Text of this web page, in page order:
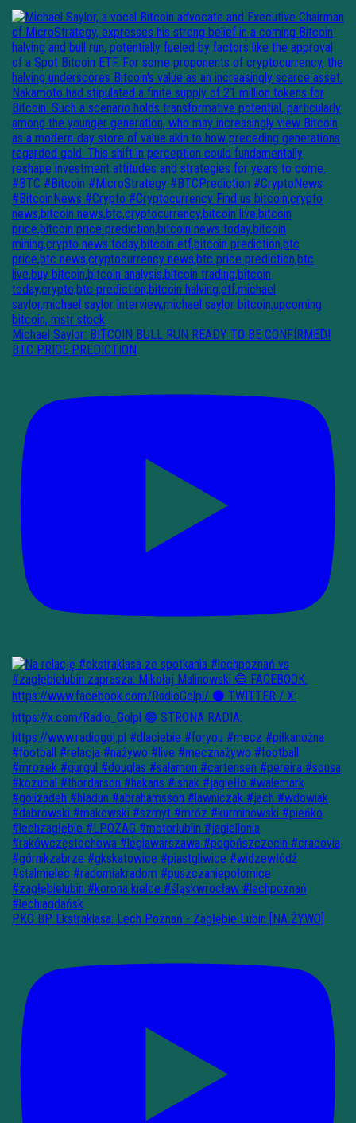
Michael Saylor: BITCOIN BULL RUN READY TO BE CONFIRMED!
BTC PRICE PREDICTION
PKO BP Ekstraklasa: Lech Poznań - Zagłębie Lubin [NA ŻYWO]